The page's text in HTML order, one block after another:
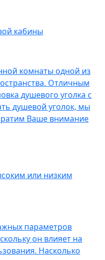
кабины
комнаты одной из
Отличным
душевого уголка с
душевой уголок, мы
Ваше внимание
или низким
параметров
он влияет на
Насколько